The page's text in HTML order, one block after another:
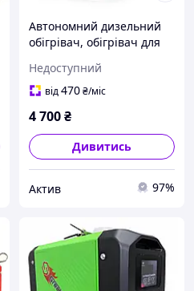
Автономний дизельний
обігрівач, обігрівач для
MAR-POL 8кВт (M80950)
12V 220V
Недоступний
від470₴/міс
4 700₴
Дивитись
Актив 97%